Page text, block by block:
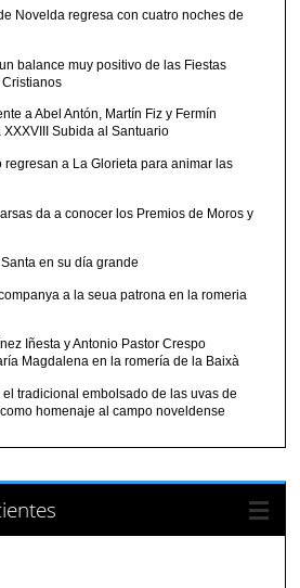
Novelda regresa con cuatro noches de
balance muy positivo de las Fiestas
a Abel Antón, Martín Fiz y Fermín
Subida al Santuario
regresan a La Glorieta para animar las
da a conocer los Premios de Moros y
en su día grande
a la seua patrona en la romeria
Iñesta y Antonio Pastor Crespo
Magdalena en la romería de la Baixà
tradicional embolsado de las uvas de
homenaje al campo noveldense